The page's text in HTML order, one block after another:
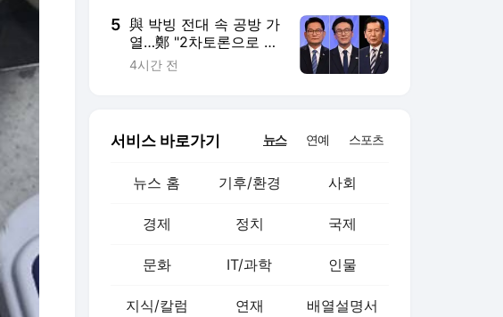
5 與 박빙 전대 속 공방 가
열…鄭 "2차토론으로 게
임 끝" 金 "제가 과반"
4시간 전
서비스 바로가기 뉴스 연예 스포츠
뉴스 홈 기후/환경 사회
경제 정치 국제
문화 IT/과학 인물
지식/칼럼 연재 배열설명서